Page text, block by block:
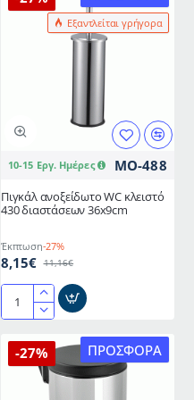
Εξαντλείται γρήγορα
10-15 Εργ. Ημέρες MO-488
Πιγκάλ ανοξείδωτο WC κλειστό
430 διαστάσεων 36x9cm
Έκπτωση-27%
8,15€ 11,16€
Πιγκάλ
WC
κλειστό
ΠΡΟΣΦΟΡΆ
-27%